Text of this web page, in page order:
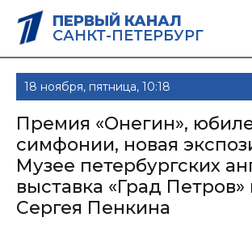
ПЕРВЫЙ КАНАЛ
САНКТ-ПЕТЕРБУРГ
18 ноября, пятница, 10:18
Премия «Онегин»,
симфонии, новая
Музее петербургских
выставка «Град
Сергея Пенкина